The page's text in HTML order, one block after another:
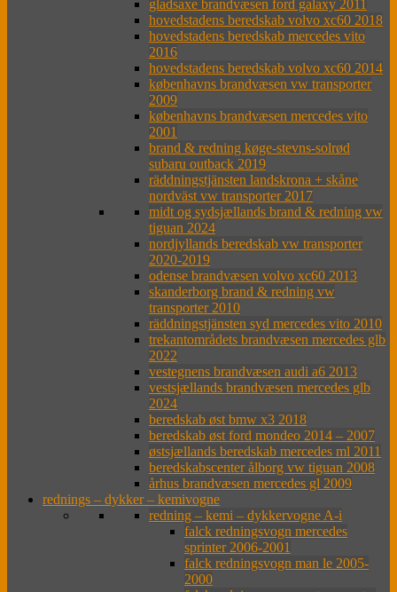
gladsaxe brandvæsen ford galaxy 2011
hovedstadens beredskab volvo xc60 2018
hovedstadens beredskab mercedes vito
2016
hovedstadens beredskab volvo xc60 2014
københavns brandvæsen vw transporter
2009
københavns brandvæsen mercedes vito
2001
brand & redning køge-stevns-solrød
subaru outback 2019
räddningstjänsten landskrona + skåne
nordväst vw transporter 2017
midt og sydsjællands brand & redning vw
tiguan 2024
nordjyllands beredskab vw transporter
2020-2019
odense brandvæsen volvo xc60 2013
skanderborg brand & redning vw
transporter 2010
räddningstjänsten syd mercedes vito 2010
trekantområdets brandvæsen mercedes glb
2022
vestegnens brandvæsen audi a6 2013
vestsjællands brandvæsen mercedes glb
2024
beredskab øst bmw x3 2018
beredskab øst ford mondeo 2014 – 2007
østsjællands beredskab mercedes ml 2011
beredskabscenter ålborg vw tiguan 2008
århus brandvæsen mercedes gl 2009
rednings – dykker – kemivogne
redning – kemi – dykkervogne A-i
falck redningsvogn mercedes
sprinter 2006-2001
falck redningsvogn man le 2005-
2000